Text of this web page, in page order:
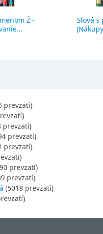
Ž -
Slová s
prevzatí)
prevzatí)
prevzatí)
prevzatí)
prevzatí)
prevzatí)
(5018 prevzatí)